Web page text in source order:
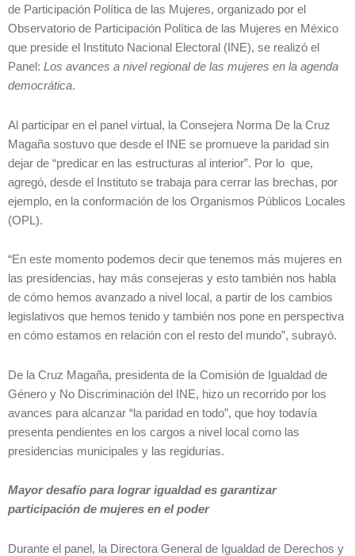
de Participación Política de las Mujeres, organizado por el
Observatorio de Participación Política de las Mujeres en México
que preside el Instituto Nacional Electoral (INE), se realizó el
Panel: Los avances a nivel regional de las mujeres en la agenda
democrática.
Al participar en el panel virtual, la Consejera Norma De la Cruz
Magaña sostuvo que desde el INE se promueve la paridad sin
dejar de “predicar en las estructuras al interior”. Por lo que,
agregó, desde el Instituto se trabaja para cerrar las brechas, por
ejemplo, en la conformación de los Organismos Públicos Locales
(OPL).
“En este momento podemos decir que tenemos más mujeres en
las presidencias, hay más consejeras y esto también nos habla
de cómo hemos avanzado a nivel local, a partir de los cambios
legislativos que hemos tenido y también nos pone en perspectiva
en cómo estamos en relación con el resto del mundo”, subrayó.
De la Cruz Magaña, presidenta de la Comisión de Igualdad de
Género y No Discriminación del INE, hizo un recorrido por los
avances para alcanzar “la paridad en todo”, que hoy todavía
presenta pendientes en los cargos a nivel local como las
presidencias municipales y las regidurías.
Mayor desafío para lograr igualdad es garantizar
participación de mujeres en el poder
Durante el panel, la Directora General de Igualdad de Derechos y